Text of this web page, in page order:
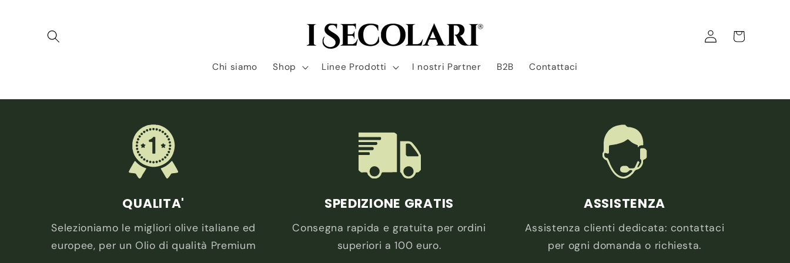
Chi siamo Shop Linee Prodotti I nostri Partner B2B Contattaci
Accedi Carrello
QUALITA'
Selezioniamo le migliori olive italiane ed
europee, per un Olio di qualità Premium
SPEDIZIONE GRATIS
Consegna rapida e gratuita per ordini
superiori a 100 euro.
ASSISTENZA
Assistenza clienti dedicata: contattaci
per ogni domanda o richiesta.